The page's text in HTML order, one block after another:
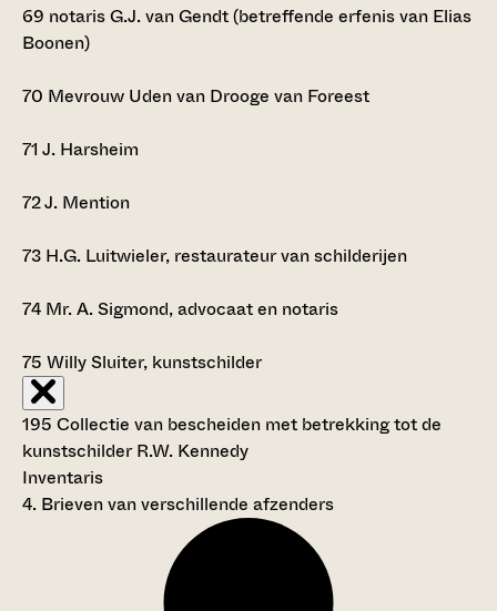
69 notaris G.J. van Gendt (betreffende erfenis van Elias
Boonen)
70 Mevrouw Uden van Drooge van Foreest
71 J. Harsheim
72J. Mention
73 H.G. Luitwieler, restaurateur van schilderijen
74 Mr. A. Sigmond, advocaat en notaris
75 Willy Sluiter, kunstschilder
195 Collectie van bescheiden met betrekking tot de
kunstschilder R.W. Kennedy
Inventaris
4. Brieven van verschillende afzenders